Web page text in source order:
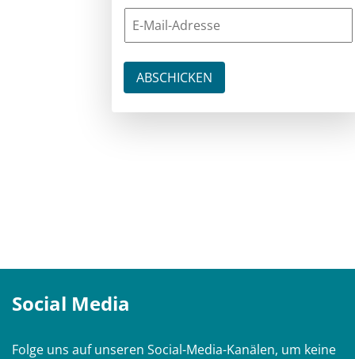
Social Media
Folge uns auf unseren Social-Media-Kanälen, um keine